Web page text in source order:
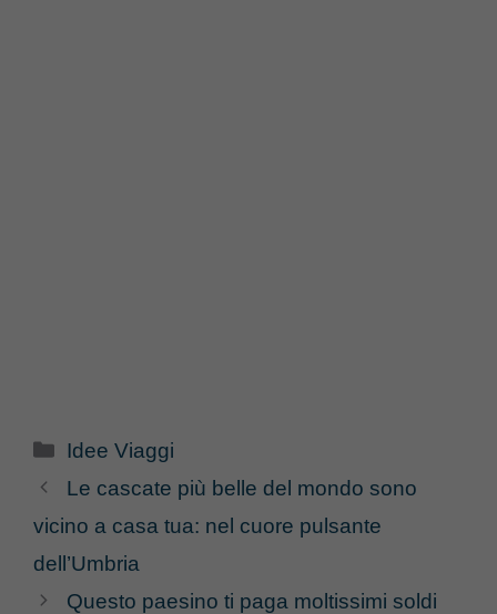
Categorie
Idee Viaggi
Le cascate più belle del mondo sono
vicino a casa tua: nel cuore pulsante
dell’Umbria
Questo paesino ti paga moltissimi soldi